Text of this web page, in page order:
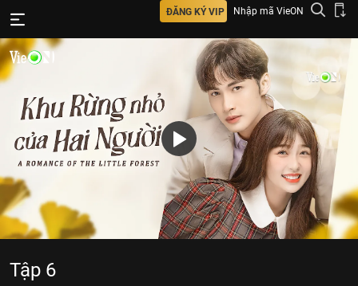
ĐĂNG KÝ VIP Nhập mã VieON
Tập 6